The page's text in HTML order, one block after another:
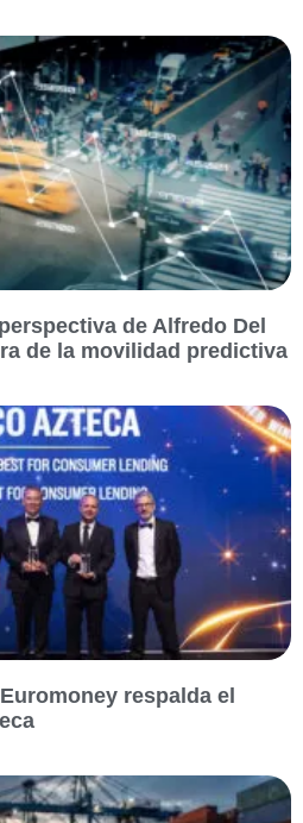
de Alfredo Del
de la movilidad predictiva
respalda el